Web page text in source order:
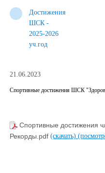
Достижения
ШСК -
2025-2026
уч.год
21.06.2023
Спортивные достижения ШСК
Спортивные достижения
Рекорды.pdf (скачать)